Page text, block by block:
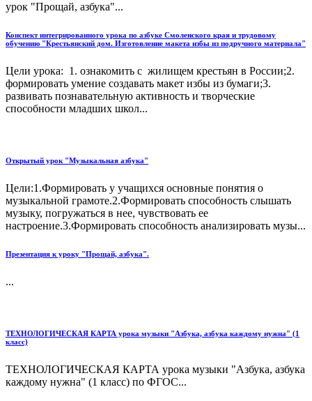
урок "Прощай, азбука"...
Конспект интегрированного урока по азбуке Смоленского края и трудовому
обучению "Крестьянский дом. Изготовление макета избы из подручного материала"
Цели урока: 1. ознакомить с жилищем крестьян в России;2.
формировать умение создавать макет избы из бумаги;3.
развивать познавательную активность и творческие
способности младших школ...
Открытый урок "Музыкальная азбука"
Цели:1.Формировать у учащихся основные понятия о
музыкальной грамоте.2.Формировать способность слышать
музыку, погружаться в нее, чувствовать ее
настроение.3.Формировать способность анализировать музы...
Презентация к уроку "Прощай, азбука".
...
ТЕХНОЛОГИЧЕСКАЯ КАРТА урока музыки "Азбука, азбука каждому нужна" (1
класс)
ТЕХНОЛОГИЧЕСКАЯ КАРТА урока музыки "Азбука, азбука
каждому нужна" (1 класс) по ФГОС...